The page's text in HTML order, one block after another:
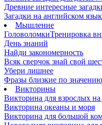
Древние интересные
Загадки на английском
Мышление
ГоловоломкиТренировка
День знаний
Найди закономерность
Всяк сверчок знай свой
Убери лишнее
Фразы близкие по значению
Викторины
Викторина для взрослых
Викторина океаны и моря
Викторина для большой